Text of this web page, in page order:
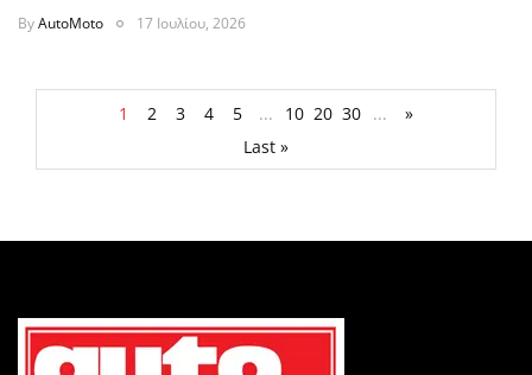
ByAutoMoto 17 Ιουλίου, 2026
1 2 3 4 5 ... 10 20 30 ...
»
Last »